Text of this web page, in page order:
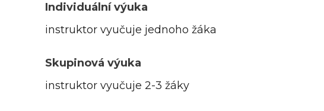
Individuální výuka
instruktor vyučuje jednoho žáka
Skupinová výuka
instruktor vyučuje 2-3 žáky